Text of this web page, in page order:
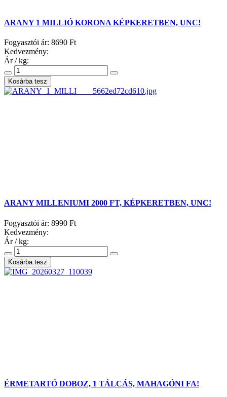
ARANY 1 MILLIÓ KORONA KÉPKERETBEN, UNC!
Fogyasztói ár: 8690 Ft
Kedvezmény:
Ár / kg:
ARANY MILLENIUMI 2000 FT, KÉPKERETBEN, UNC!
Fogyasztói ár: 8990 Ft
Kedvezmény:
Ár / kg:
ÉRMETARTÓ DOBOZ, 1 TÁLCÁS, MAHAGÓNI FA!